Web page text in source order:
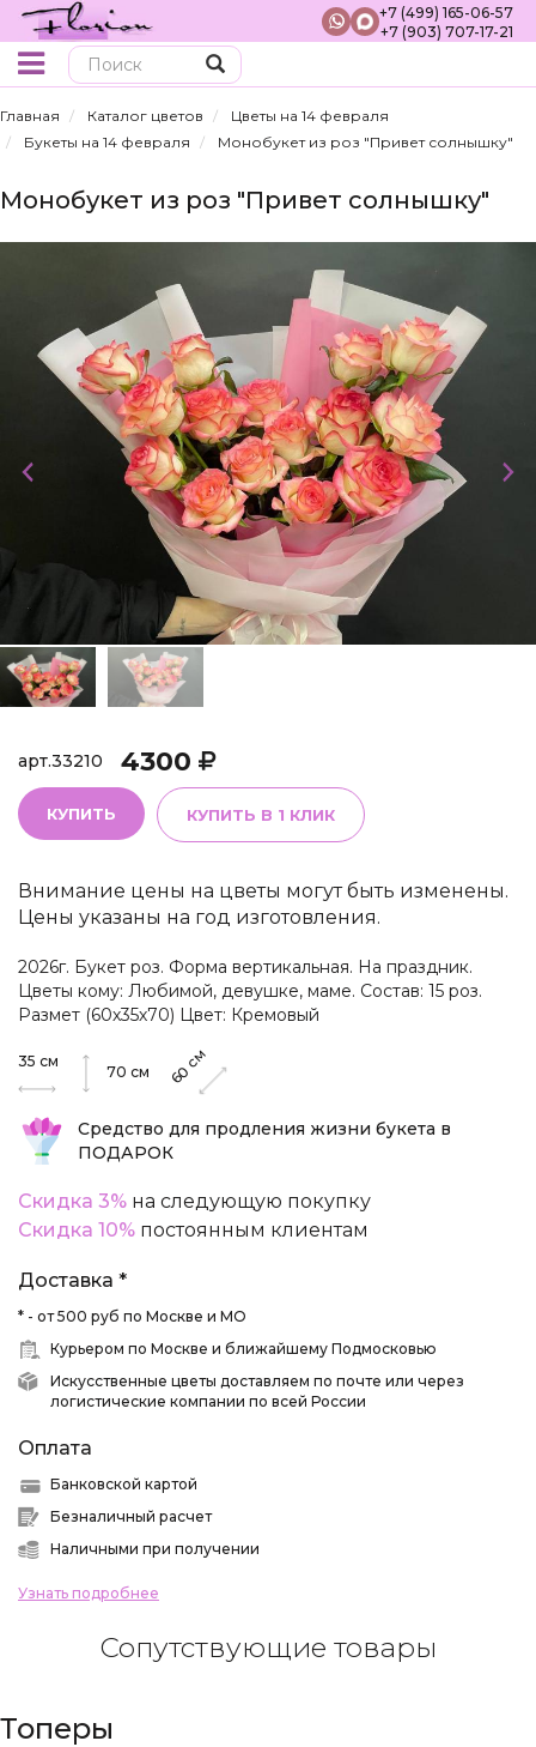
+7 (499) 165-06-57
+7 (903) 707-17-21
Главная Каталог цветов
Цветы на 14 февраля
Букеты на 14 февраля
Монобукет из роз "Привет солнышку"
Монобукет из роз "Привет солнышку"
арт.33210 4300
КУПИТЬ КУПИТЬ В 1 КЛИК
Внимание цены на цветы могут быть изменены.
Цены указаны на год изготовления.
2026г. Букет роз. Форма вертикальная. На праздник.
Цветы кому: Любимой, девушке, маме. Состав: 15 роз.
Размет (60х35х70) Цвет: Кремовый
35 см
70 см 60
см
Средство для продления жизни букета в
ПОДАРОК
Скидка 3% на следующую покупку
Скидка 10% постоянным клиентам
Доставка *
* - от 500 руб по Москве и МО
Курьером по Москве и ближайшему Подмосковью
Искусственные цветы доставляем по почте или через
логистические компании по всей России
Оплата
Банковской картой
Безналичный расчет
Наличными при получении
Узнать подробнее
Сопутствующие товары
Топеры